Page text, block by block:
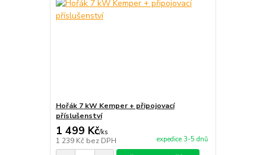
Hořák 7 kW Kemper + připojovací
příslušenství
1 499 Kč/ks
1 239 Kč bez DPH expedice 3-5 dnů